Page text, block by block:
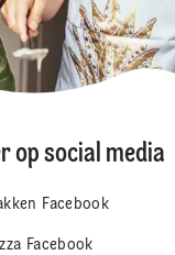
op social media
Facebook
Facebook